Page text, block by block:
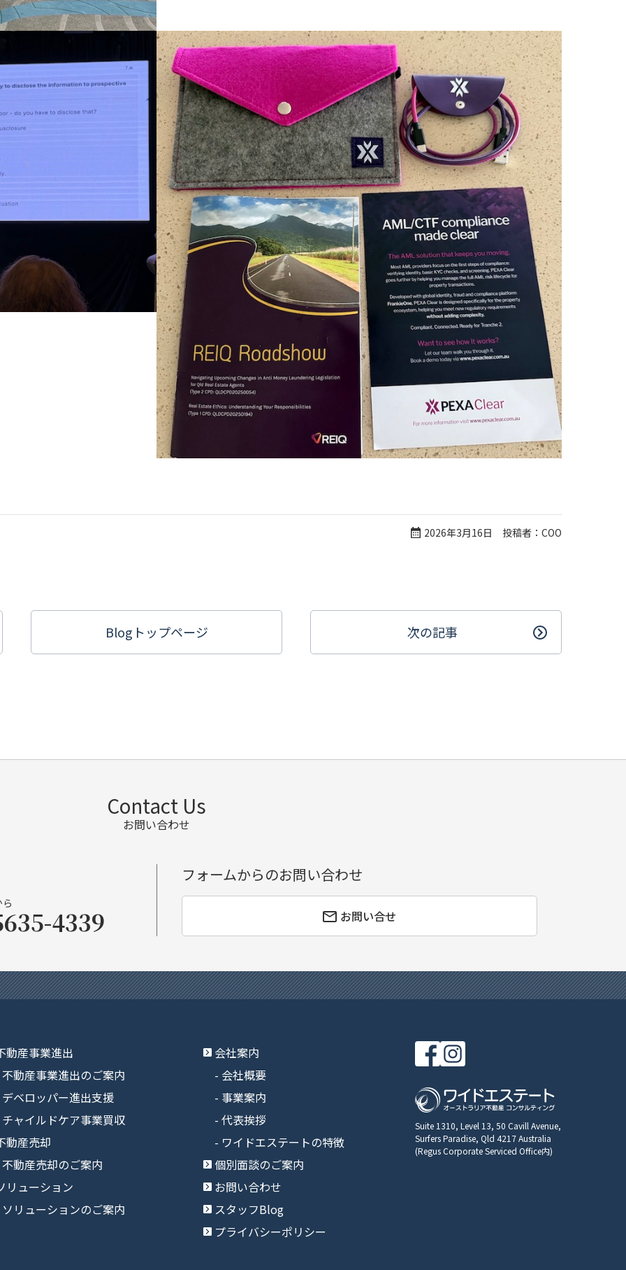
2026年3月16日 投稿者：COO
Blogトップページ 次の記事
Contact Us
お問い合わせ
4339
フォームからのお問い合わせ
お問い合せ
動産事業進出
不動産事業進出のご案内
デベロッパー進出支援
チャイルドケア事業買収
動産売却
不動産売却のご案内
リューション
ソリューションのご案内
会社案内
会社概要
事業案内
代表挨拶
ワイドエステートの特徴
個別面談のご案内
お問い合わせ
スタッフBlog
プライバシーポリシー
Suite 1310, Level 13, 50 Cavill Avenue,
Surfers Paradise, Qld 4217 Australia
(Regus Corporate Serviced Office内)